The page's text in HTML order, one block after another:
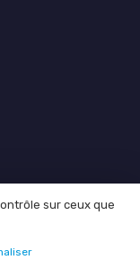
sur ceux que